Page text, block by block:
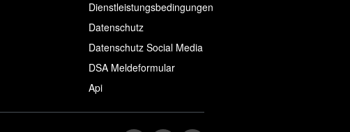
Dienstleistungsbedingungen
Datenschutz
Datenschutz Social Media
DSA Meldeformular
Api